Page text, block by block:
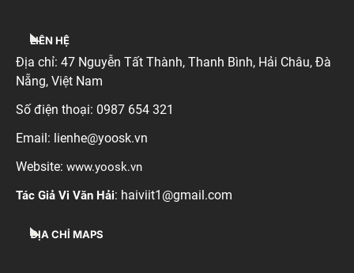
LIÊN HỆ
Địa chỉ: 47 Nguyễn Tất Thành, Thanh Bình, Hải Châu, Đà
Nẵng, Việt Nam
Số điện thoại: 0987 654 321
Email: lienhe@yoosk.vn
Website: www.yoosk.vn
Tác Giả Vi Văn Hải: haiviit1@gmail.com
ĐỊA CHỈ MAPS